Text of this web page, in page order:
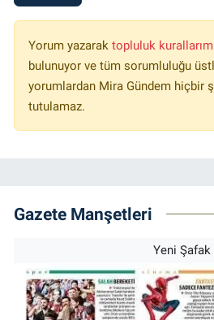
Yorum yazarak topluluk
bulunuyor ve tüm sorumluluğu
yorumlardan Mira Gündem hiçbir
tutulamaz.
Gazete Manşetleri
Yeni Şafak